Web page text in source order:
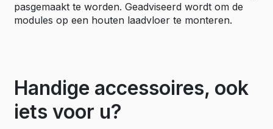
pasgemaakt te worden. Geadviseerd wordt om de
modules op een houten laadvloer te monteren.
Handige accessoires, ook
iets voor u?